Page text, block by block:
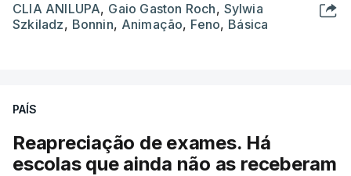
CLIA ANILUPA, Gaio Gaston Roch, Sylwia
Szkiladz, Bonnin, Animação, Feno, Básica
PAÍS
Reapreciação de exames. Há
escolas que ainda não as receberam